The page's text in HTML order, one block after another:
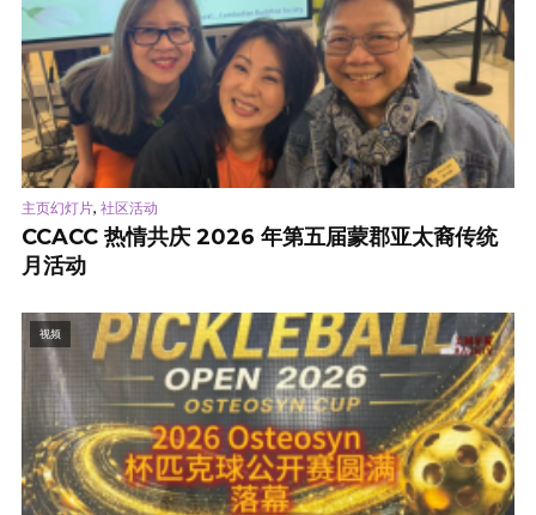
主页幻灯片, 社区活动
CCACC 热情共庆 2026 年第五届蒙郡亚太裔传统
月活动
视频